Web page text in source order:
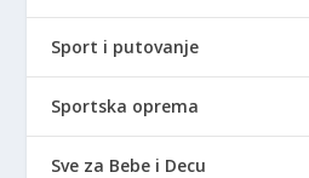
Sport i putovanje
Sportska oprema
Sve za Bebe i Decu